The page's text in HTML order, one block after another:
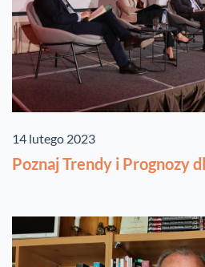
14 lutego 2023
Poznaj Trendy i Prognozy